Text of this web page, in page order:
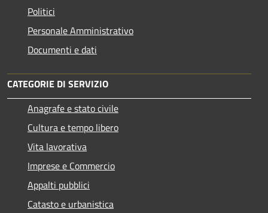
Politici
Personale Amministrativo
Documenti e dati
CATEGORIE DI SERVIZIO
Anagrafe e stato civile
Cultura e tempo libero
Vita lavorativa
Imprese e Commercio
Appalti pubblici
Catasto e urbanistica